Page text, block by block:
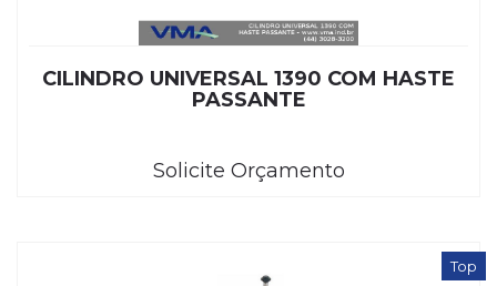
CILINDRO UNIVERSAL 1390 COM HASTE
PASSANTE
Solicite Orçamento
Top